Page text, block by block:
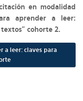
en modalidad
aprender a leer:
cohorte 2.
a leer: claves para